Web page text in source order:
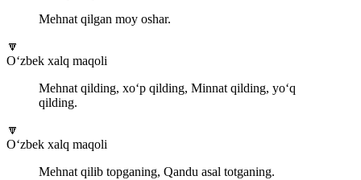
Mehnat qilgan moy oshar.
🔽
O‘zbek xalq maqoli
Mehnat qilding, xo‘p qilding, Minnat qilding, yo‘q
qilding.
🔽
O‘zbek xalq maqoli
Mehnat qilib topganing, Qandu asal totganing.